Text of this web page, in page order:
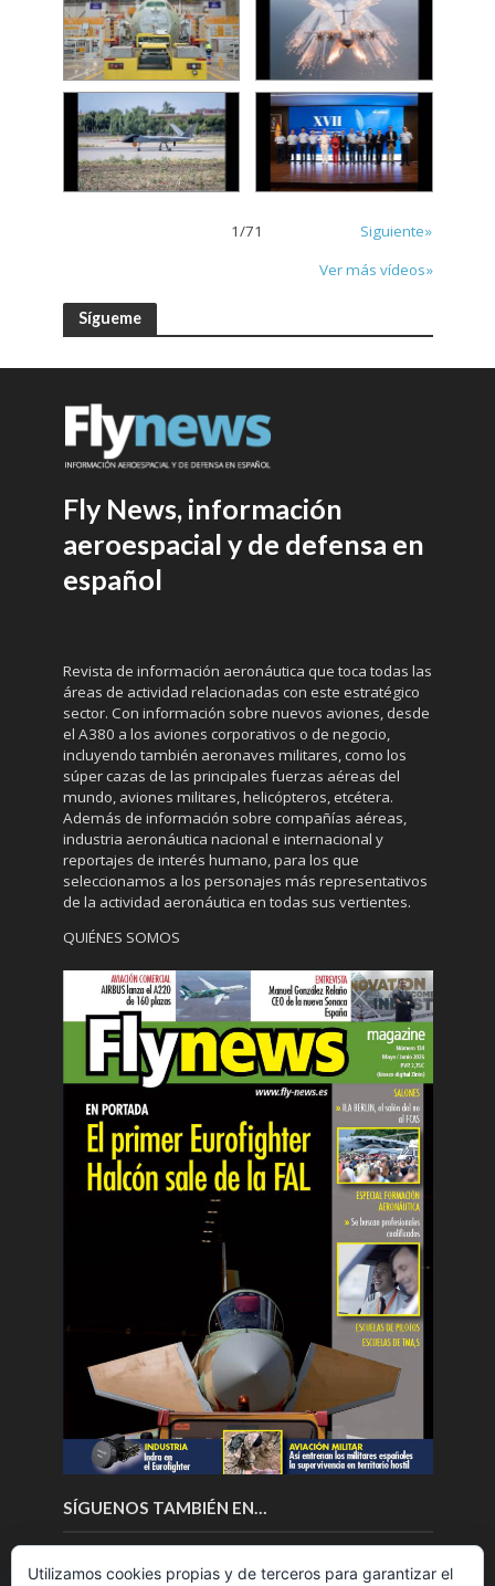
1/71
Siguiente»
Ver más vídeos»
Sígueme
Fly News, información
aeroespacial y de defensa en
español
Revista de información aeronáutica que toca todas las
áreas de actividad relacionadas con este estratégico
sector. Con información sobre nuevos aviones, desde
el A380 a los aviones corporativos o de negocio,
incluyendo también aeronaves militares, como los
súper cazas de las principales fuerzas aéreas del
mundo, aviones militares, helicópteros, etcétera.
Además de información sobre compañías aéreas,
industria aeronáutica nacional e internacional y
reportajes de interés humano, para los que
seleccionamos a los personajes más representativos
de la actividad aeronáutica en todas sus vertientes.
QUIÉNES SOMOS
SÍGUENOS TAMBIÉN EN…
Utilizamos cookies propias y de terceros para garantizar el